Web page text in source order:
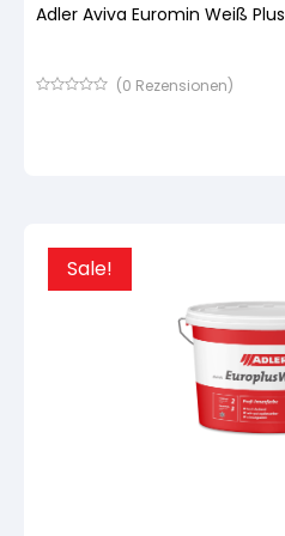
Adler Aviva Euromin Weiß Plus
(0 Rezensionen)
Sale!